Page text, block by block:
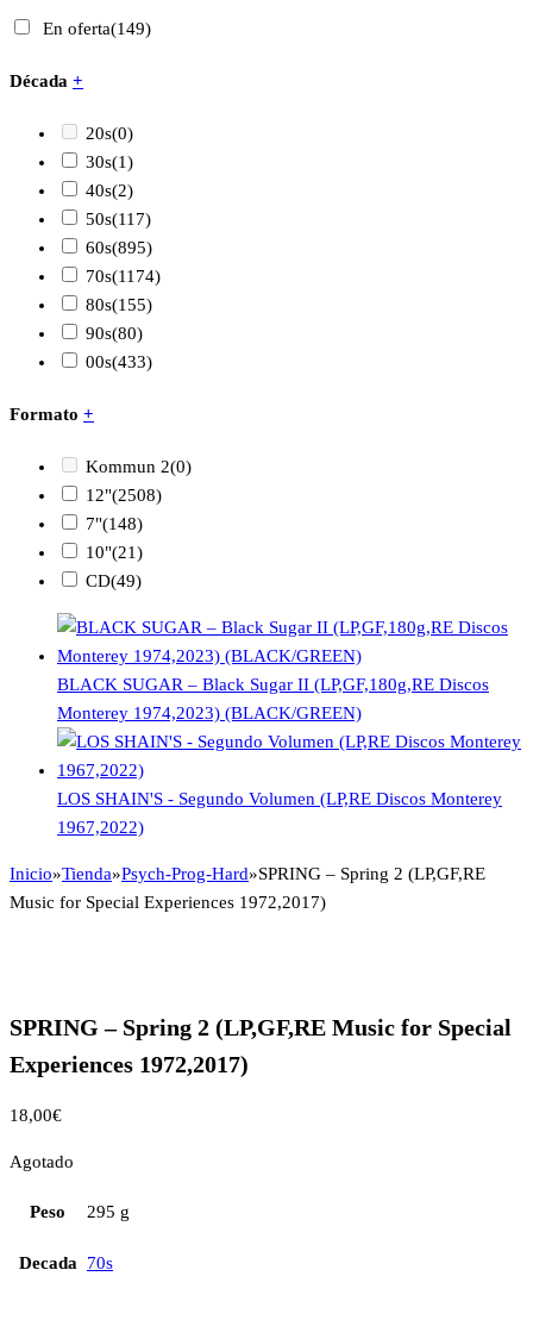
En oferta(149)
Década +
20s(0)
30s(1)
40s(2)
50s(117)
60s(895)
70s(1174)
80s(155)
90s(80)
00s(433)
Formato +
Kommun 2(0)
12"(2508)
7"(148)
10"(21)
CD(49)
BLACK SUGAR – Black Sugar II (LP,GF,180g,RE Discos
Monterey 1974,2023) (BLACK/GREEN)
LOS SHAIN'S - Segundo Volumen (LP,RE Discos Monterey
1967,2022)
Inicio»Tienda»Psych-Prog-Hard»SPRING – Spring 2 (LP,GF,RE
Music for Special Experiences 1972,2017)
SPRING – Spring 2 (LP,GF,RE Music for Special
Experiences 1972,2017)
18,00€
Agotado
Peso 295 g
Decada 70s